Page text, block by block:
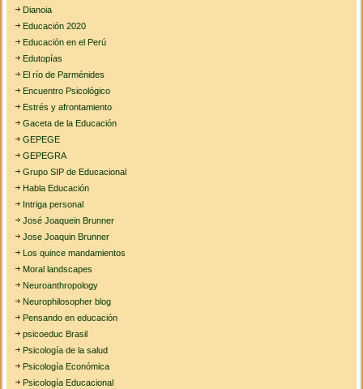
Dianoia
Educación 2020
Educación en el Perú
Edutopías
El río de Parménides
Encuentro Psicológico
Estrés y afrontamiento
Gaceta de la Educación
GEPEGE
GEPEGRA
Grupo SIP de Educacional
Habla Educación
Intriga personal
José Joaquein Brunner
Jose Joaquin Brunner
Los quince mandamientos
Moral landscapes
Neuroanthropology
Neurophilosopher blog
Pensando en educación
psicoeduc Brasil
Psicología de la salud
Psicología Económica
Psicología Educacional